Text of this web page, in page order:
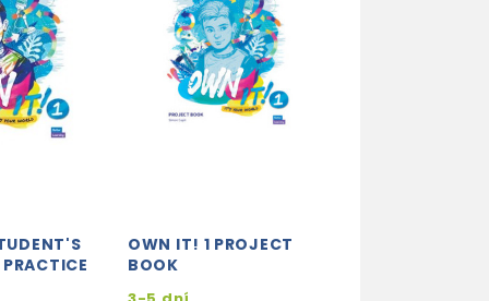
OWN IT! 1 PROJECT
BOOK